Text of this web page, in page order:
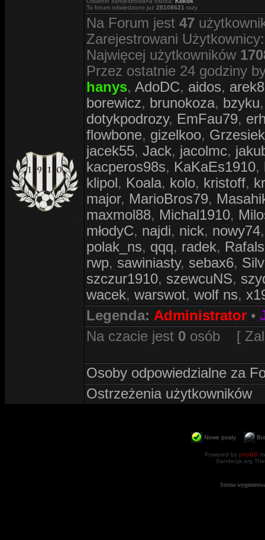
To forum odwiedzono już 28108621 razy
Na Forum jest 47
Zarejestrowani
Najwięcej użytkowników
Przez ostatnie 24 godziny
hanys, AdoDC, aidos,
borewicz, brunokoza, bzyku
dotykpodrozy, EmFau79,
flowbone, gizelkoo,
jacek55, Jack, jacolmc,
kacperos98s, KaKaEs1910,
klipol, Koala, kolo, kristoff,
major, MarioBros79,
maxmol88, Michal1910,
młodyC, najdi, nick, nowy74
polak_ns, qqq, radek,
rwp, sawiniasty, sebax6,
szczur1910, szewcuNS,
wacek, warswot, wolf ns,
Legenda: Administrator •
Na czacie jest 0 osób [
Osoby odpowiedzialne za
Ostrzeżenia użytkowników
Nowe posty
Powered by phpBB
Sandecja.org
Strona